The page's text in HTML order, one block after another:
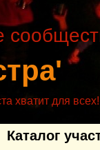
хватит для всех!
Каталог